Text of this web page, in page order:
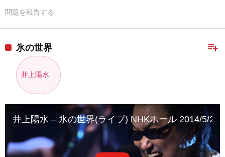
問題を報告する
playlist_add
氷の世界
井上陽水
井上陽水 – 氷の世界(ライブ) NHKホール 2014/5/22